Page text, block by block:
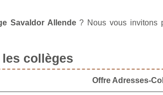
Savaldor Allende? Nous vous invitons
collèges
Offre Adresses-